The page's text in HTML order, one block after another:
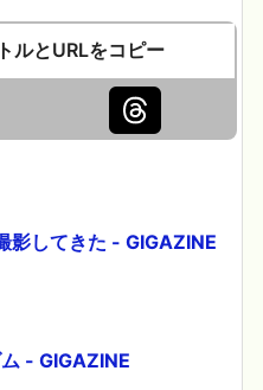
ルとURLをコピー
影してきた - GIGAZINE
- GIGAZINE